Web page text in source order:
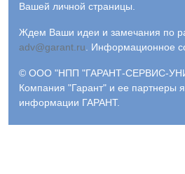
Вашей личной страницы.
Ждем Ваши идеи и замечания по
adv@garant.ru
Информационное
© ООО "НПП "ГАРАНТ-СЕРВИС-
Компания "Гарант" и ее партнеры
информации ГАРАНТ.